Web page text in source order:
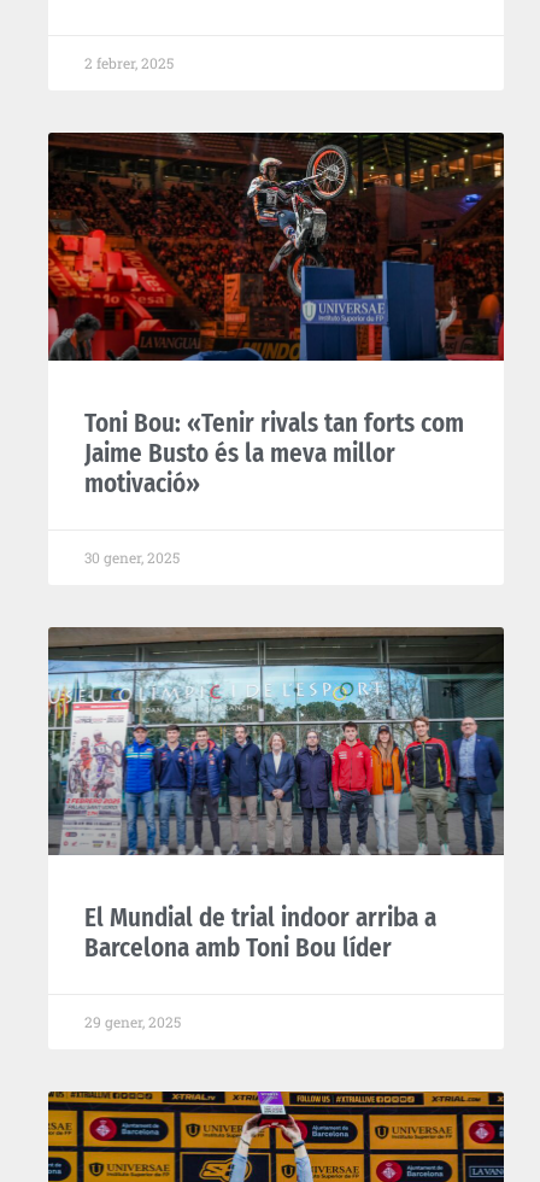
2 febrer, 2025
Toni Bou: «Tenir rivals tan forts com
Jaime Busto és la meva millor
motivació»
30 gener, 2025
El Mundial de trial indoor arriba a
Barcelona amb Toni Bou líder
29 gener, 2025